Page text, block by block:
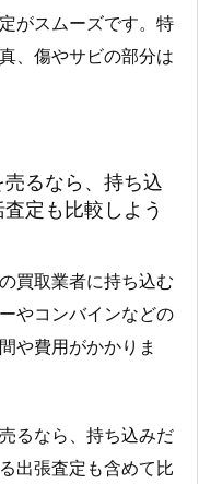
がスムーズです。特
、傷やサビの部分は
るなら、持ち込
定も比較しよう
買取業者に持ち込む
やコンバインなどの
や費用がかかりま
るなら、持ち込みだ
出張査定も含めて比